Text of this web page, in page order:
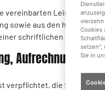
vereinbarten Leistungen
sowie aus den hierauf
schriftlichen
Aufrechnung
verpflichtet, die für die
vierzehn
Cookies
setzen",
Sie in